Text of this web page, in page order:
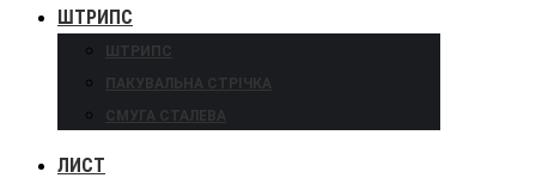
ШТРИПС
ШТРИПС
ПАКУВАЛЬНА СТРІЧКА
СМУГА СТАЛЕВА
ЛИСТ